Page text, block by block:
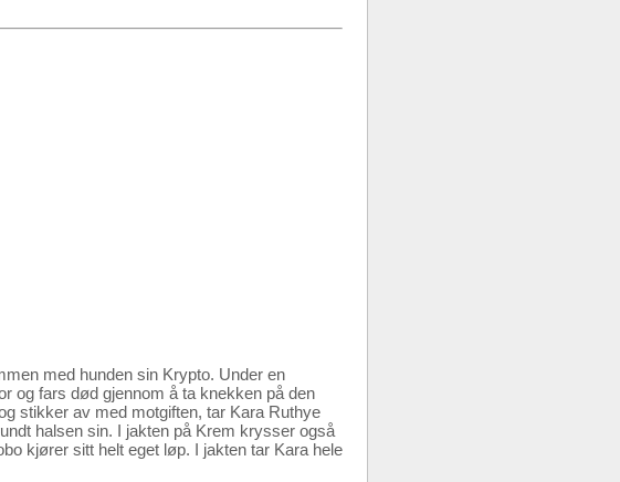
med hunden sin Krypto. Under en
og fars død gjennom å ta knekken på den
stikker av med motgiften, tar Kara Ruthye
halsen sin. I jakten på Krem krysser også
kjører sitt helt eget løp. I jakten tar Kara hele